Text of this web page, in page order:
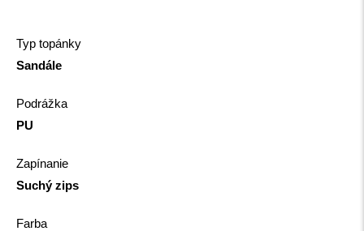
Typ topánky
Sandále
Podrážka
PU
Zapínanie
Suchý zips
Farba